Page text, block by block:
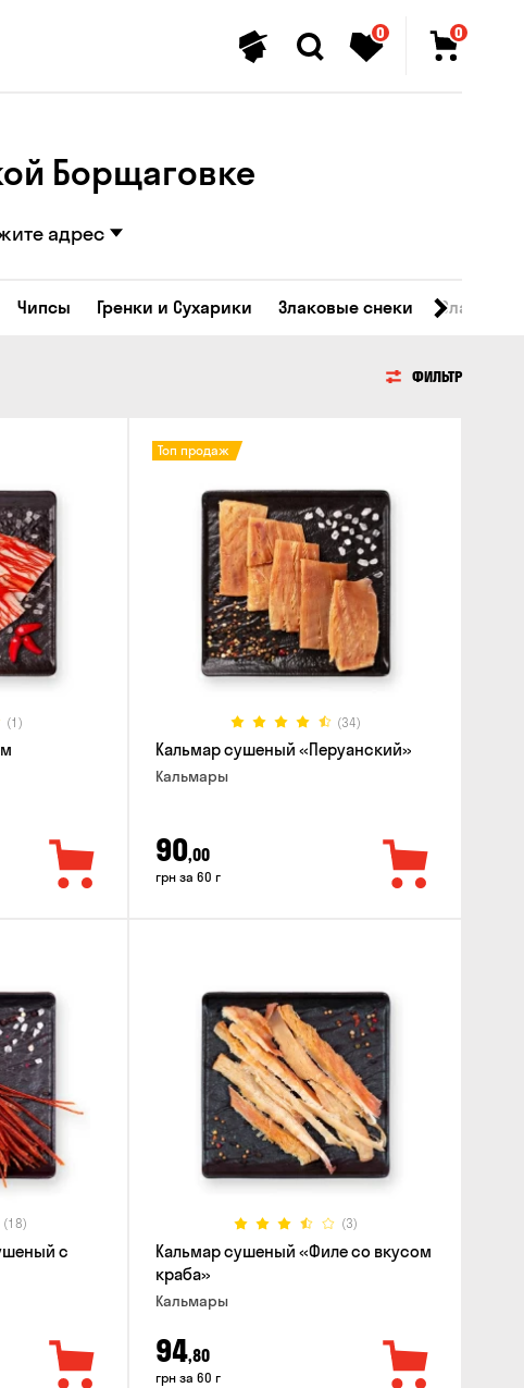
0 0
Борщаговке
адрес
Чипсы Гренки и Сухарики Злаковые снеки Сладости
ФИЛЬТР
(1) (34)
Топ продаж
Кальмар сушеный «Перуанский»
Кальмары
90,00
грн за 60 г
(18)
с
(3)
Кальмар сушеный «Филе со вкусом
краба»
Кальмары
94,80
грн за 60 г